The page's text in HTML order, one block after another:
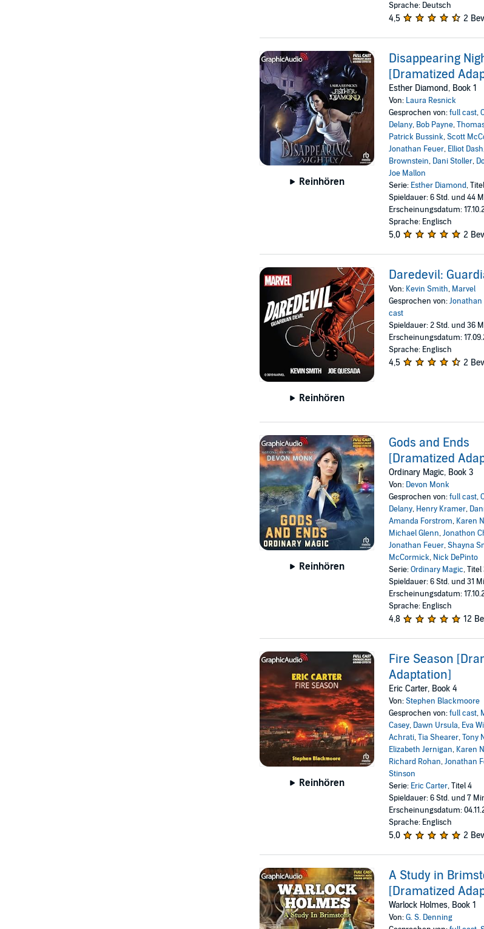
Sprache: Deutsch
4,5 2
Reinhören
Disappearing
[Dramatized
Esther Diamond, Book 1
Von: Laura Resnick
Gesprochen von:full cast,
Delany, Bob Payne,
Patrick Bussink,Scott
Jonathan Feuer, Elliot Dash
Brownstein, Dani Stoller,
Joe Mallon
Serie: Esther Diamond,
Spieldauer: 6 Std. und 44
Erscheinungsdatum:
Sprache: Englisch
5,0 2
Reinhören
Daredevil:
Von: Kevin Smith, Marvel
Gesprochen von:Jonathan
cast
Spieldauer: 2 Std. und 36
Erscheinungsdatum:
Sprache: Englisch
4,5 2
Reinhören
Gods and Ends
[Dramatized
Ordinary Magic, Book 3
Von: Devon Monk
Gesprochen von:full cast,
Delany, Henry Kramer,
Amanda Forstrom, Karen
Michael Glenn,Jonathon
Jonathan Feuer,Shayna
McCormick, Nick DePinto
Serie:Ordinary Magic, Titel
Spieldauer: 6 Std. und 31
Erscheinungsdatum:
Sprache: Englisch
4,8 12
Reinhören
Fire Season
Adaptation]
Eric Carter, Book 4
Von:Stephen Blackmoore
Gesprochen von:full cast,
Casey, Dawn Ursula, Eva
Achrati,Tia Shearer,Tony
Elizabeth Jernigan, Karen
Richard Rohan,Jonathan
Stinson
Serie: Eric Carter, Titel 4
Spieldauer: 6 Std. und 7
Erscheinungsdatum:
Sprache: Englisch
5,0 2
A Study in
[Dramatized
Warlock Holmes, Book 1
Von:G. S. Denning